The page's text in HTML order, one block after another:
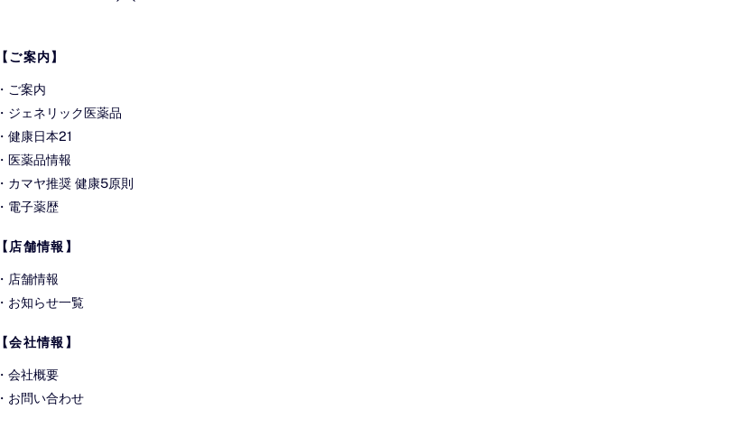
【ご案内】
・ ご案内
・ ジェネリック医薬品
・健康日本21
・医薬品情報
・ カマヤ推奨 健康5原則
・ 電子薬歴
【店舗情報】
・ 店舗情報
・ お知らせ一覧
【会社情報】
・会社概要
・ お問い合わせ